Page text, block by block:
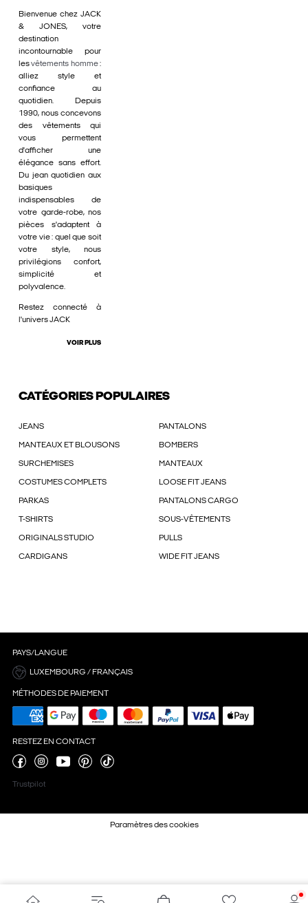
Bienvenue chez JACK
& JONES, votre
destination
incontournable pour
lesvêtements homme:
alliez style et
confiance au
quotidien. Depuis
1990, nous concevons
des vêtements qui
vous permettent
d'afficher une
élégance sans effort.
Du jean quotidien aux
basiques
indispensables de
votre garde-robe, nos
pièces s'adaptent à
votre vie : quel que soit
votre style, nous
privilégions confort,
simplicité et
polyvalence.
Restez connecté à
l'univers JACK
VOIR PLUS
CATÉGORIES POPULAIRES
JEANS PANTALONS
MANTEAUX ET BLOUSONS BOMBERS
SURCHEMISES MANTEAUX
COSTUMES COMPLETS LOOSE FIT JEANS
PARKAS PANTALONS CARGO
T-SHIRTS SOUS-VÊTEMENTS
ORIGINALS STUDIO PULLS
CARDIGANS WIDE FIT JEANS
PAYS/LANGUE
LUXEMBOURG / FRANÇAIS
MÉTHODES DE PAIEMENT
RESTEZ EN CONTACT
Trustpilot
Paramètres des cookies